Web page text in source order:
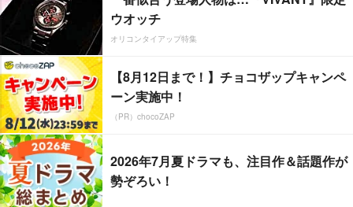
ウオッチ
オリコンタイアップ特集
【8月12日まで！】チョコザップキャンペ
ーン実施中！
（PR）chocoZAP
2026年7月夏ドラマも、注目作＆話題作が
勢ぞろい！